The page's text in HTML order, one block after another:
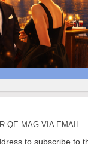
QE MAG VIA EMAIL
to subscribe to